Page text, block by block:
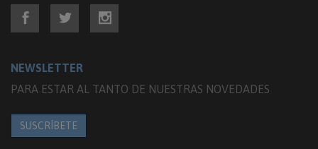
NEWSLETTER
PARA ESTAR AL TANTO DE NUESTRAS NOVEDADES
SUSCRÍBETE